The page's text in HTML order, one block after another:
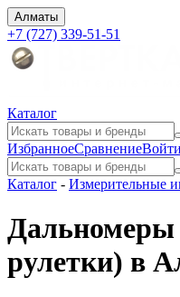
Алматы
+7 (727) 339-51-51
Каталог
ИзбранноеСравнениеВойти
Каталог - Измерительные
рулетки) в